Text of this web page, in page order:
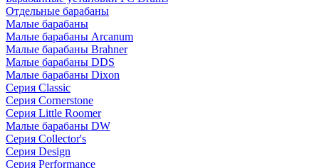
Отдельные барабаны
Малые барабаны
Малые барабаны Arcanum
Малые барабаны Brahner
Малые барабаны DDS
Малые барабаны Dixon
Серия Classic
Серия Cornerstone
Серия Little Roomer
Малые барабаны DW
Серия Collector's
Серия Design
Серия Performance